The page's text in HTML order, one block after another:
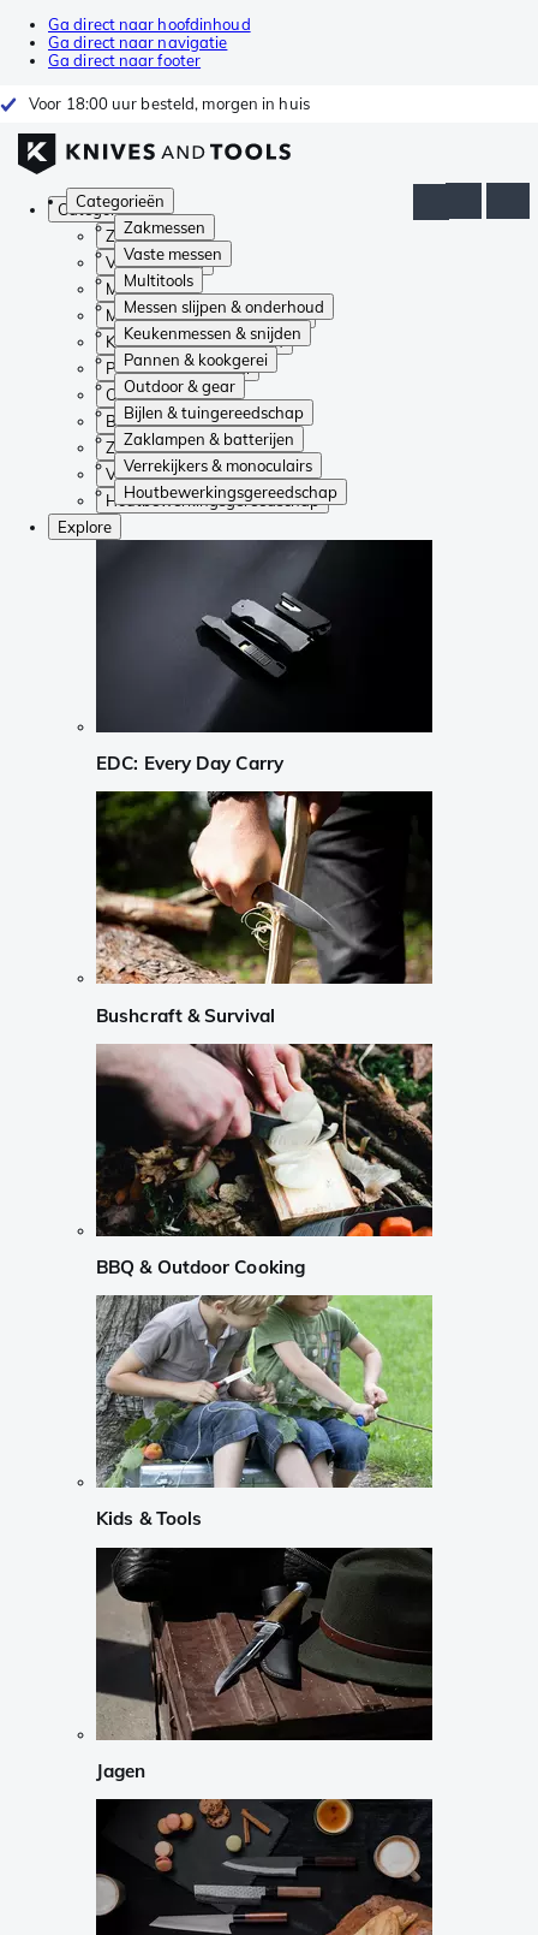
Ga direct naar hoofdinhoud
Ga direct naar navigatie
Ga direct naar footer
Voor 18:00 uur besteld, morgen in huis
Categorieën
Zakmessen
Vaste messen
Multitools
Messen slijpen & onderhoud
Keukenmessen & snijden
Pannen & kookgerei
Outdoor & gear
Bijlen & tuingereedschap
Zaklampen & batterijen
Verrekijkers & monoculairs
Houtbewerkingsgereedschap
Categorieën
Zakmessen
Vaste messen
Multitools
Messen slijpen & onderhoud
Keukenmessen & snijden
Pannen & kookgerei
Outdoor & gear
Bijlen & tuingereedschap
Zaklampen & batterijen
Verrekijkers & monoculairs
Houtbewerkingsgereedschap
Explore
EDC: Every Day Carry
Bushcraft & Survival
BBQ & Outdoor Cooking
Kids & Tools
Jagen